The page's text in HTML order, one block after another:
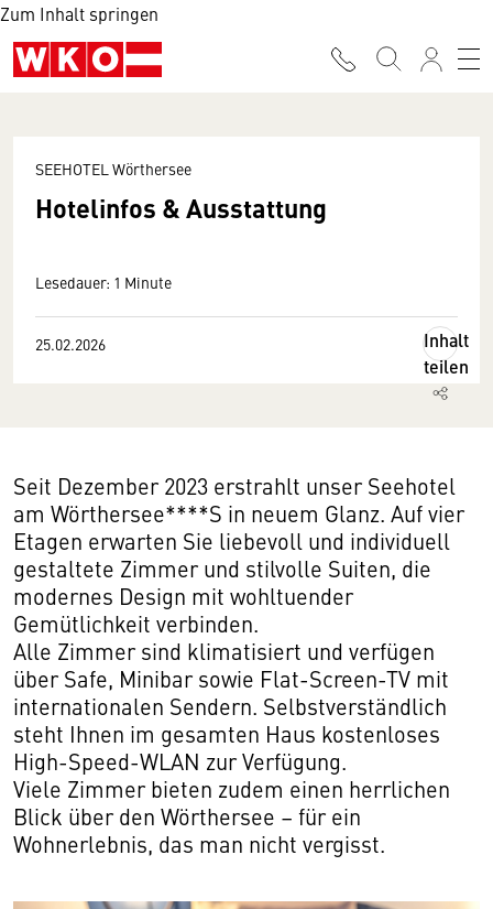
Zum Inhalt springen
SEEHOTEL Wörthersee
Hotelinfos & Ausstattung
Lesedauer: 1 Minute
25.02.2026
Inhalt
teilen
Seit Dezember 2023 erstrahlt unser Seehotel
am Wörthersee****S in neuem Glanz. Auf vier
Etagen erwarten Sie liebevoll und individuell
gestaltete Zimmer und stilvolle Suiten, die
modernes Design mit wohltuender
Gemütlichkeit verbinden.
Alle Zimmer sind klimatisiert und verfügen
über Safe, Minibar sowie Flat-Screen-TV mit
internationalen Sendern. Selbstverständlich
steht Ihnen im gesamten Haus kostenloses
High-Speed-WLAN zur Verfügung.
Viele Zimmer bieten zudem einen herrlichen
Blick über den Wörthersee – für ein
Wohnerlebnis, das man nicht vergisst.